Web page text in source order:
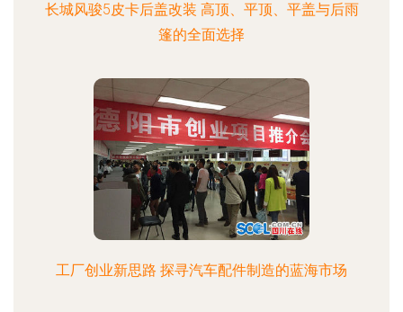
长城风骏5皮卡后盖改装 高顶、平顶、平盖与后雨
篷的全面选择
工厂创业新思路 探寻汽车配件制造的蓝海市场